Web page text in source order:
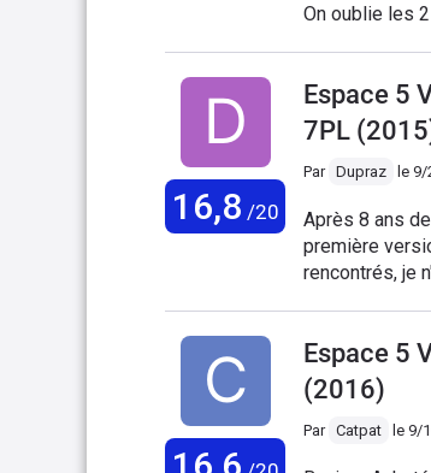
On oublie les
nostalgie pour
6 L j'espère ...)
16,8 /20
Espace 5
7PL
Par Dupraz le 9/
Après 8 ans
première
rencontrés, je
peux faire a
car avec le 4
montagne.
conduite est
Espace 5
(2016)
Par Catpat le 9/